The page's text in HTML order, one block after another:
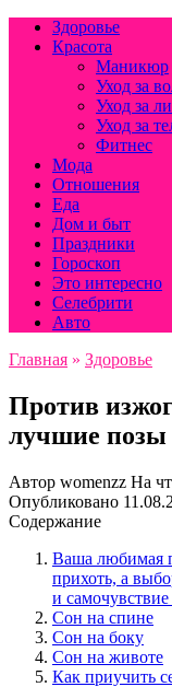
Здоровье
Красота
Маникюр
Уход за
Уход за
Уход за
Фитнес
Мода
Отношения
Еда
Дом и быт
Праздники
Гороскоп
Это интересно
Селебрити
Авто
Главная » Здоровье
Против
лучшие позы
Автор womenzz На
Опубликовано
Содержание
Ваша любимая
прихоть, а
и
Сон на спине
Сон на боку
Сон на животе
Как приучить